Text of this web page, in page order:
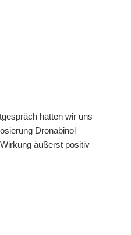
hatten wir uns
Dronabinol
äußerst positiv